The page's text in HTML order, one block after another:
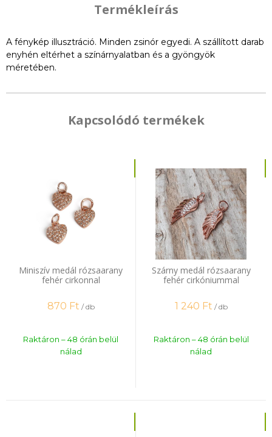
Termékleírás
A fénykép illusztráció. Minden zsinór egyedi. A szállított darab
enyhén eltérhet a színárnyalatban és a gyöngyök
méretében.
Kapcsolódó termékek
Miniszív medál rózsaarany
fehér cirkonnal
870 Ft / db
Raktáron – 48 órán belül
nálad
Szárny medál rózsaarany
fehér cirkóniummal
1 240 Ft / db
Raktáron – 48 órán belül
nálad